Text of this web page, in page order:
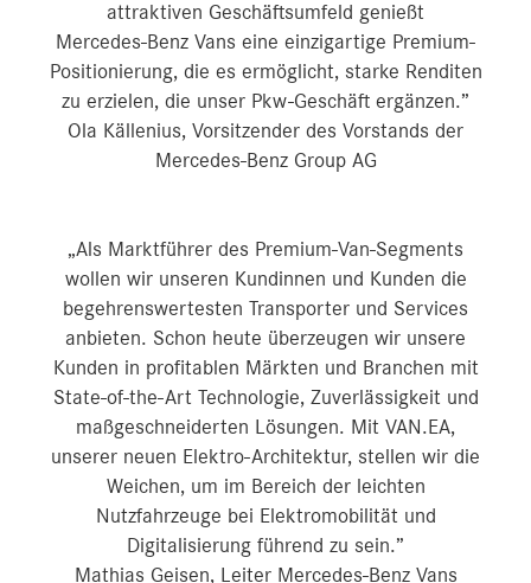
attraktiven Geschäftsumfeld genießt
Mercedes‑Benz Vans eine einzigartige Premium-
Positionierung, die es ermöglicht, starke Renditen
zu erzielen, die unser Pkw-Geschäft ergänzen.”
Ola Källenius, Vorsitzender des Vorstands der
Mercedes-Benz Group AG
„Als Marktführer des Premium-Van-Segments
wollen wir unseren Kundinnen und Kunden die
begehrenswertesten Transporter und Services
anbieten. Schon heute überzeugen wir unsere
Kunden in profitablen Märkten und Branchen mit
State-of-the-Art Technologie, Zuverlässigkeit und
maßgeschneiderten Lösungen. Mit VAN.EA,
unserer neuen Elektro-Architektur, stellen wir die
Weichen, um im Bereich der leichten
Nutzfahrzeuge bei Elektromobilität und
Digitalisierung führend zu sein.”
Mathias Geisen, Leiter Mercedes-Benz Vans